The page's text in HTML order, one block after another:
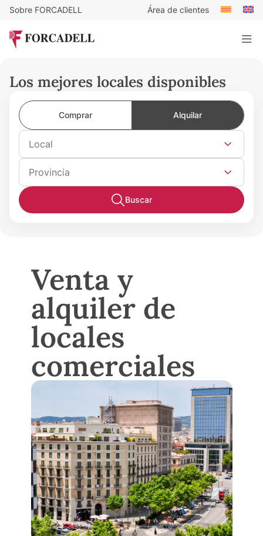
Sobre FORCADELL Área de clientes
Los mejores locales disponibles
Comprar Alquilar
Local
Provincia
Buscar
Venta y
alquiler de
locales
comerciales